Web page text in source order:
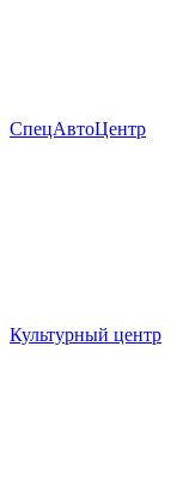
СпецАвтоЦентр
Культурный центр